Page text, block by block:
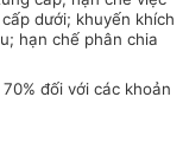
dưới; khuyến khích
hạn chế phân chia
đối với các khoản